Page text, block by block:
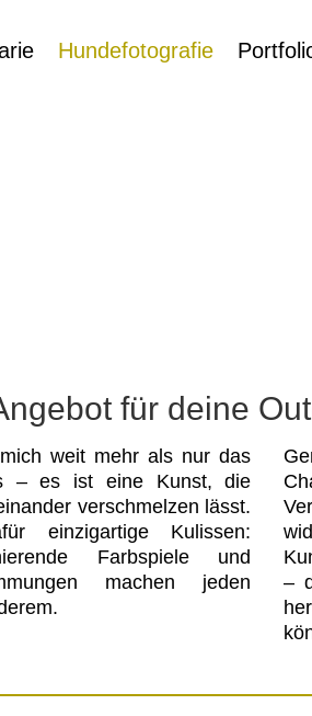
Hundefotografie
für deine
weit mehr als nur das
– es ist eine Kunst, die
verschmelzen lässt.
einzigartige Kulissen:
Farbspiele und
machen jeden
–